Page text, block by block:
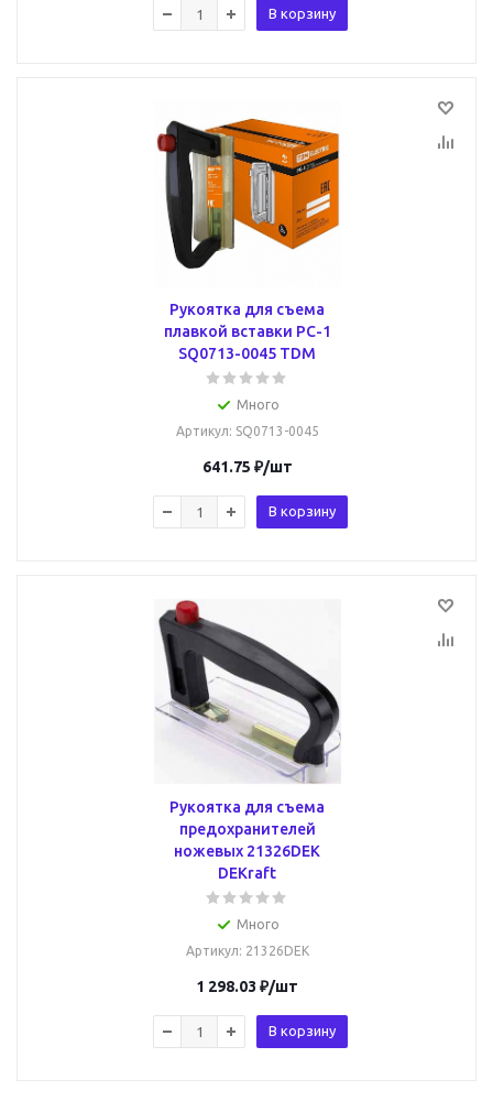
В корзину
Рукоятка для съема
плавкой вставки РС-1
SQ0713-0045 TDM
Много
Артикул: SQ0713-0045
641.75 ₽/шт
В корзину
Рукоятка для съема
предохранителей
ножевых 21326DEK
DEKraft
Много
Артикул: 21326DEK
1 298.03 ₽/шт
В корзину